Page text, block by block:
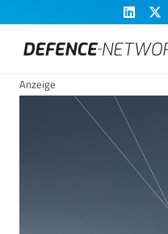
Anzeige